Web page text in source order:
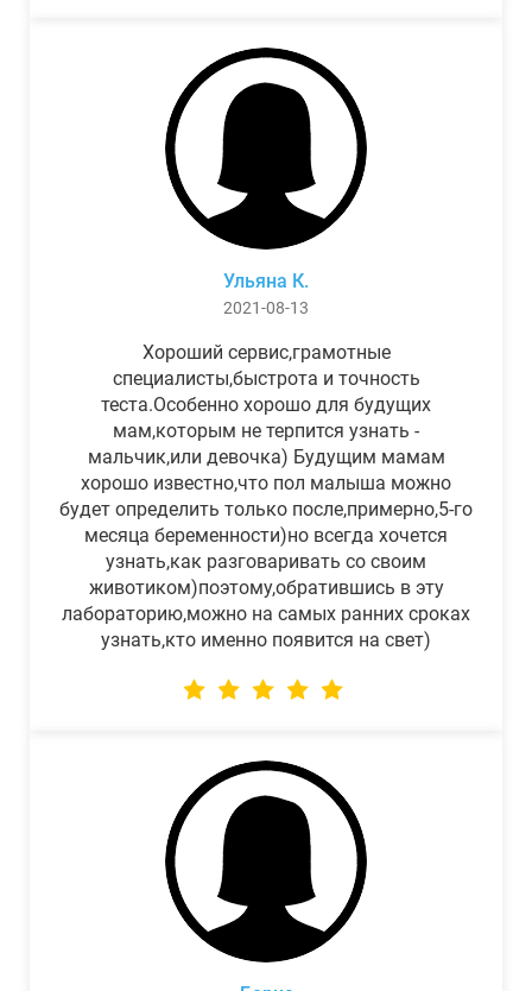
Ульяна К.
2021-08-13
Хороший сервис,грамотные
специалисты,быстрота и точность
теста.Особенно хорошо для будущих
мам,которым не терпится узнать -
мальчик,или девочка) Будущим мамам
хорошо известно,что пол малыша можно
будет определить только после,примерно,5-го
месяца беременности)но всегда хочется
узнать,как разговаривать со своим
животиком)поэтому,обратившись в эту
лабораторию,можно на самых ранних сроках
узнать,кто именно появится на свет)